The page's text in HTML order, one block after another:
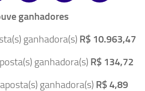
ganhadores
ganhadora(s) R$ 10.963,47
ganhadora(s) R$ 134,72
ganhadora(s) R$ 4,89